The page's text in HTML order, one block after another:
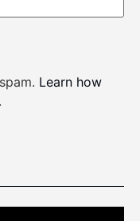
Learn how
.